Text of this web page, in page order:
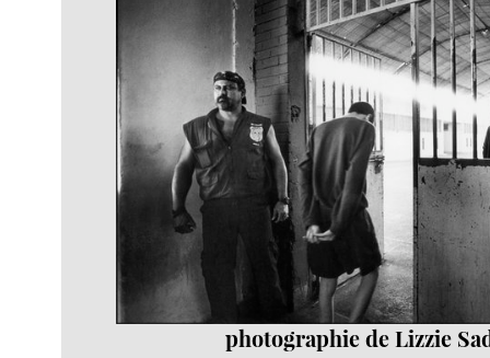
photographie de Lizzie